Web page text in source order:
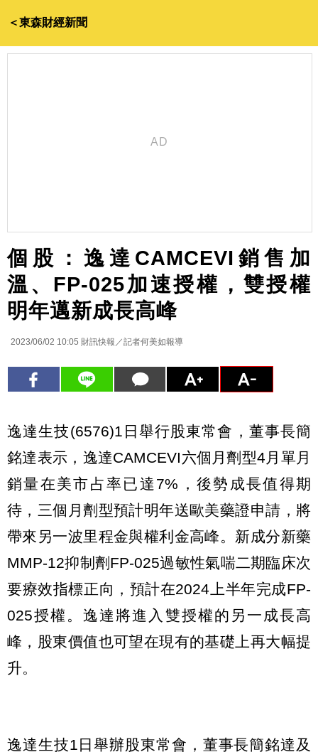
＜東森財經新聞
個股：逸達CAMCEVI銷售加
溫、FP-025加速授權，雙授權
明年邁新成長高峰
2023/06/02 10:05 財訊快報／記者何美如報導
逸達生技(6576)1日舉行股東常會，董事長簡
銘達表示，逸達CAMCEVI六個月劑型4月單月
銷量在美市占率已達7%，後勢成長值得期
待，三個月劑型預計明年送歐美藥證申請，將
帶來另一波里程金與權利金高峰。新成分新藥
MMP-12抑制劑FP-025過敏性氣喘二期臨床次
要療效指標正向，預計在2024上半年完成FP-
025授權。逸達將進入雙授權的另一成長高
峰，股東價值也可望在現有的基礎上再大幅提
升。
逸達生技1日舉辦股東常會，董事長簡銘達及